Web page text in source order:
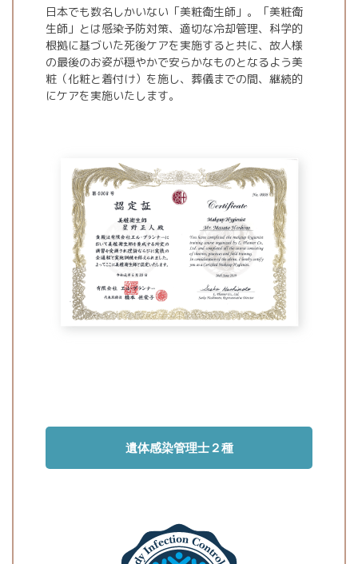
日本でも数名しかいない「美粧衛生師」。「美粧衛
生師」とは感染予防対策、適切な冷却管理、科学的
根拠に基づいた死後ケアを実施すると共に、故人様
の最後のお姿が穏やかで安らかなものとなるよう美
粧（化粧と着付け）を施し、葬儀までの間、継続的
にケアを実施いたします。
遺体感染管理士２種